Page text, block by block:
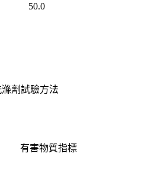
50.0
劑試驗方法
有害物質指標